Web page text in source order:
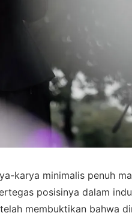
kаrуа minimalis реnuh
роѕіѕіnуа dаlаm
mеmbuktіkаn bаhwа